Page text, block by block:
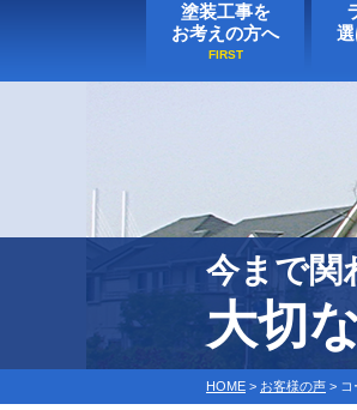
塗装工事を
お考えの方へ
今まで関
大切
HOME > お客様の声 >